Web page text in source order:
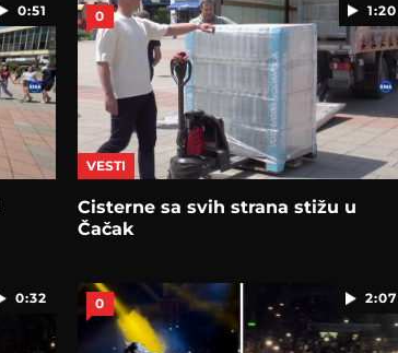
0:51 1:20
0
VESTI
Cisterne sa svih strana stižu u
Čačak
0:32 2:07
0